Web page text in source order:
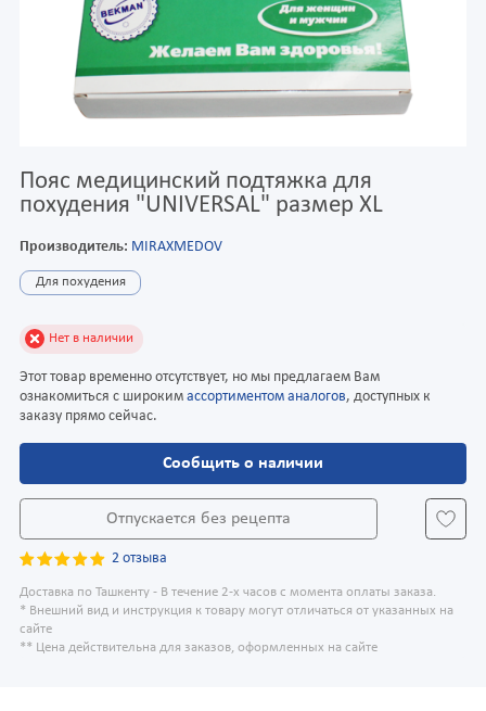
Пояс медицинский подтяжка для
похудения "UNIVERSAL" размер XL
Производитель: MIRAXMEDOV
Для похудения
Нет в наличии
Этот товар временно отсутствует, но мы предлагаем Вам
ознакомиться с широким ассортиментом аналогов, доступных к
заказу прямо сейчас.
Сообщить о наличии
Отпускается без рецепта
2 отзыва
Доставка по Ташкенту - В течение 2-х часов с момента оплаты заказа.
* Внешний вид и инструкция к товару могут отличаться от указанных на
сайте
** Цена действительна для заказов, оформленных на сайте